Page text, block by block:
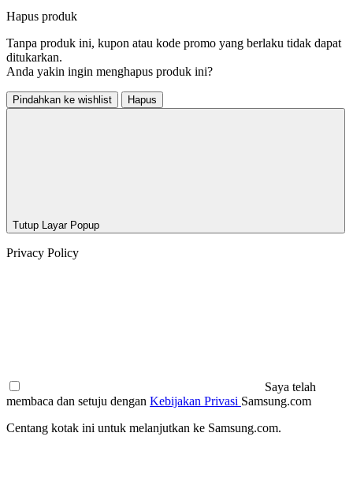
Hapus produk
Tanpa produk ini, kupon atau kode promo yang berlaku tidak dapat
ditukarkan.
Anda yakin ingin menghapus produk ini?
Pindahkan ke wishlist Hapus
Tutup Layar Popup
Privacy Policy
Saya telah
membaca dan setuju dengan Kebijakan Privasi Samsung.com
Centang kotak ini untuk melanjutkan ke Samsung.com.